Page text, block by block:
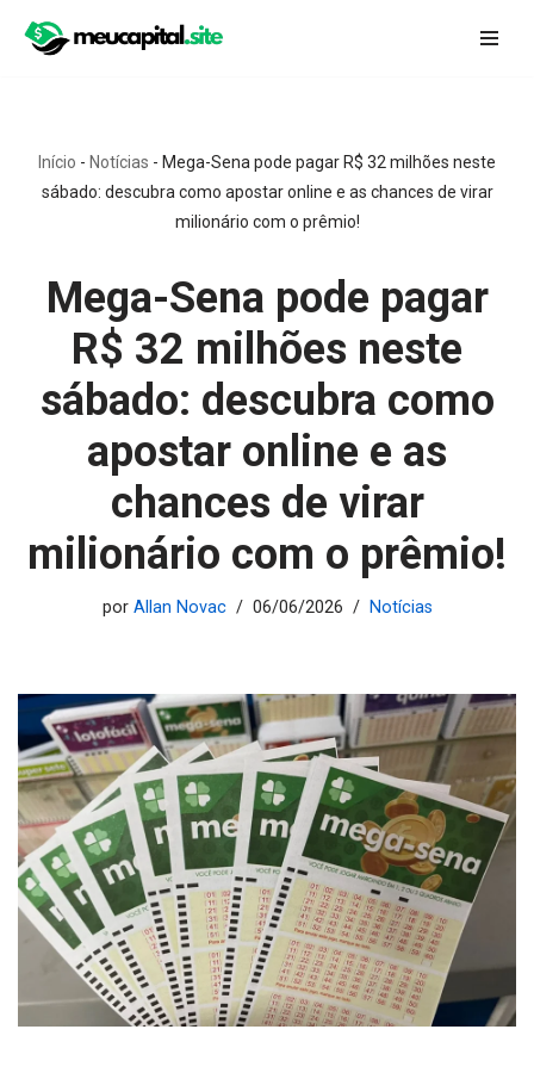
conteúdo
Início - Notícias - Mega-Sena pode pagar R$ 32 milhões neste
sábado: descubra como apostar online e as chances de virar
milionário com o prêmio!
Mega-Sena pode pagar
R$ 32 milhões neste
sábado: descubra como
apostar online e as
chances de virar
milionário com o prêmio!
por Allan Novac 06/06/2026 Notícias